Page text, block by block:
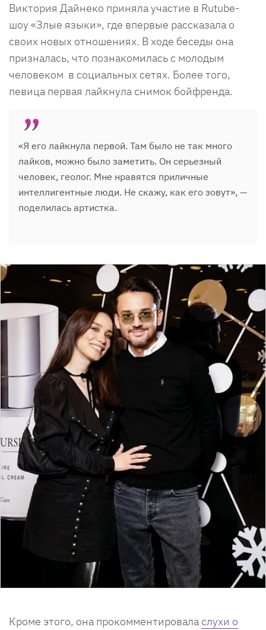
Виктория Дайнеко приняла участие в Rutube-
шоу «Злые языки», где впервые рассказала о
своих новых отношениях. В ходе беседы она
призналась, что познакомилась с молодым
человеком в социальных сетях. Более того,
певица первая лайкнула снимок бойфренда.
«Я его лайкнула первой. Там было не так много
лайков, можно было заметить. Он серьезный
человек, геолог. Мне нравятся приличные
интеллигентные люди. Не скажу, как его зовут», —
поделилась артистка.
Кроме этого, она прокомментировала слухи о